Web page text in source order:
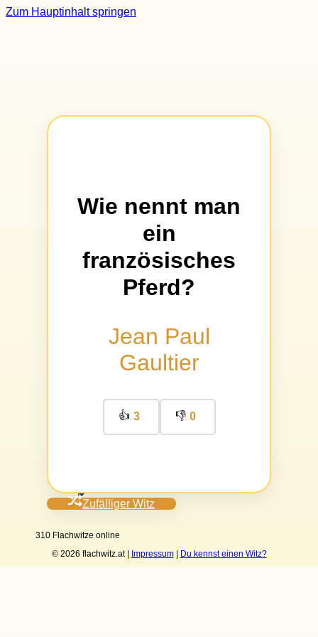
Zum Hauptinhalt springen
Wie nennt man
ein
französisches
Pferd?
Jean Paul
Gaultier
👍 3 👎 0
Zufälliger Witz
310 Flachwitze online
© 2026 flachwitz.at | Impressum| Du kennst einen Witz?